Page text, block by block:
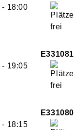
- 18:00
E331081
- 19:05
E331080
- 18:15